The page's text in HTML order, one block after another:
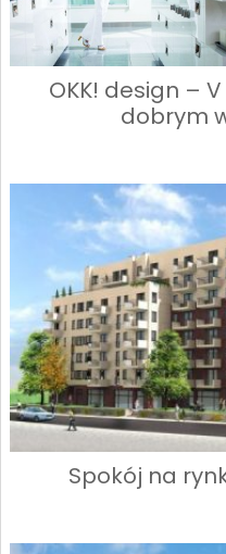
OKK! design –
dobrym
Spokój na